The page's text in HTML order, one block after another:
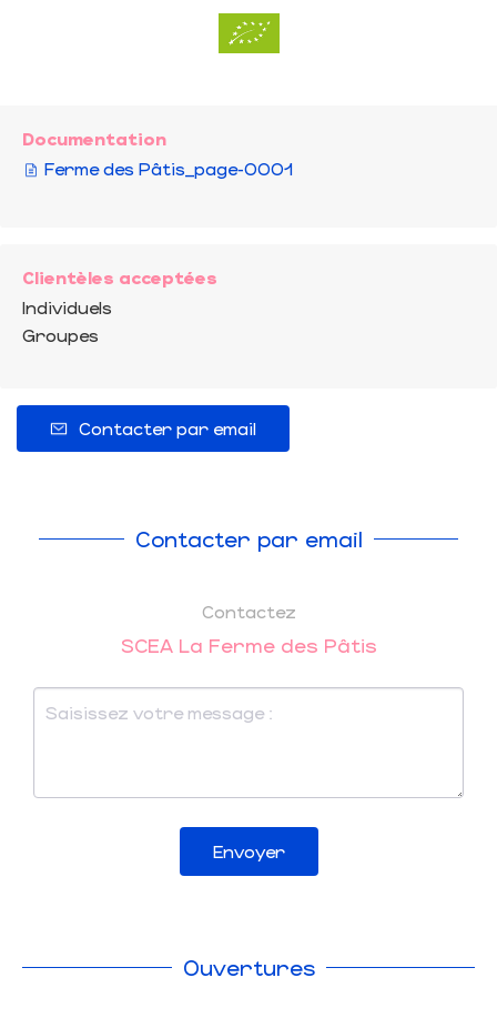
Documentation
Ferme des Pâtis_page-0001
Clientèles acceptées
Individuels
Groupes
Contacter par email
Contacter par email
Contactez
SCEA La Ferme des Pâtis
Envoyer
Ouvertures